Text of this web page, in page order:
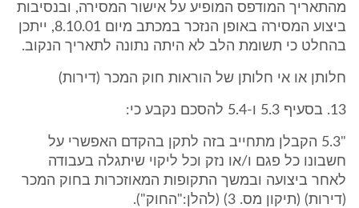
מהתאריך המודפס המופיע על אישור המסירה, ובנסיבות
ביצוע המסירה באופן הנזכר במכתב מיום 8.10.01, ייתכן
בהחלט כי תשומת הלב לא היתה נתונה לתאריך הנקוב.
חלותן או אי חלותן של הוראות חוק המכר (דירות)
13. בסעיף 5.3 ו-5.4 להסכם נקבע כי:
"5.3 הקבלן מתחייב בזה לתקן בהקדם האפשרי על
חשבונו כל פגם ו/או נזק וכל ליקוי שיתגלה בעבודה
לאחר ביצועה ובמשך התקופות המאוזכרות בחוק המכר
(דירות) (תיקון מס. 3) (להלן:"החוק").